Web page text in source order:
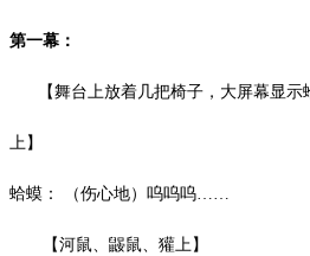
第一幕：
【舞台上放着几把椅子，大屏幕显
上】
蛤蟆： （伤心地）呜呜呜
【河鼠、鼹鼠、獾上】